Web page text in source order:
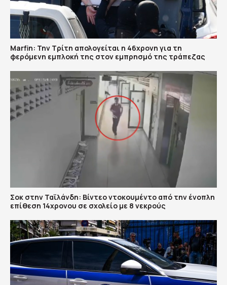
Marfin: Την Τρίτη απολογείται η 46χρονη για τη
φερόμενη εμπλοκή της στον εμπρησμό της τράπεζας
Σοκ στην Ταϊλάνδη: Βίντεο ντοκουμέντο από την ένοπλη
επίθεση 14χρονου σε σχολείο με 8 νεκρούς